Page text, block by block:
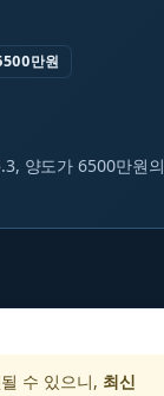
만원
양도가 6500만원의
수 있으니, 최신